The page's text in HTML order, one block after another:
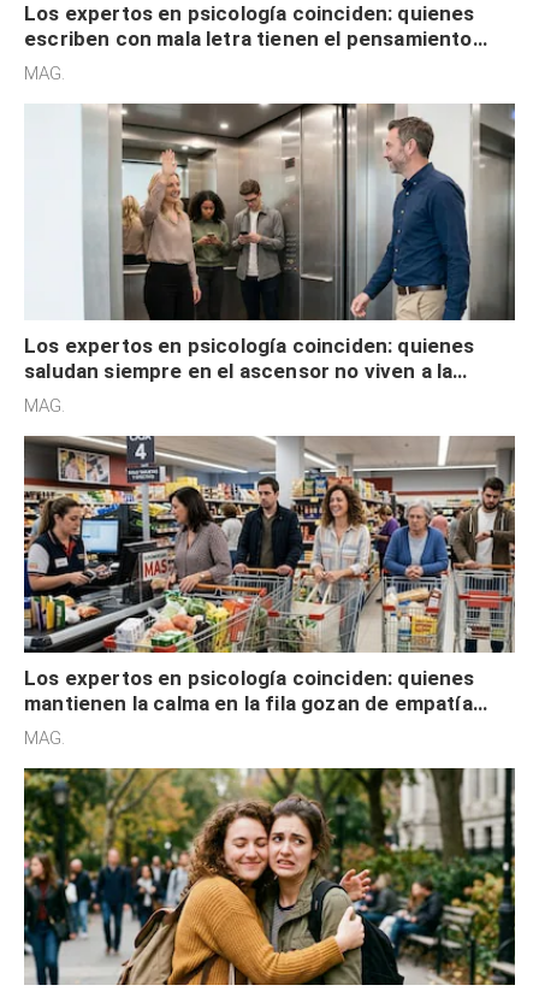
Los expertos en psicología coinciden: quienes
escriben con mala letra tienen el pensamiento
acelerado y no lo hacen por desinterés
MAG.
Los expertos en psicología coinciden: quienes
saludan siempre en el ascensor no viven a la
defensiva y tienen apertura social
MAG.
Los expertos en psicología coinciden: quienes
mantienen la calma en la fila gozan de empatía
cognitiva, gratitud y no solo tienen autocontrol
MAG.